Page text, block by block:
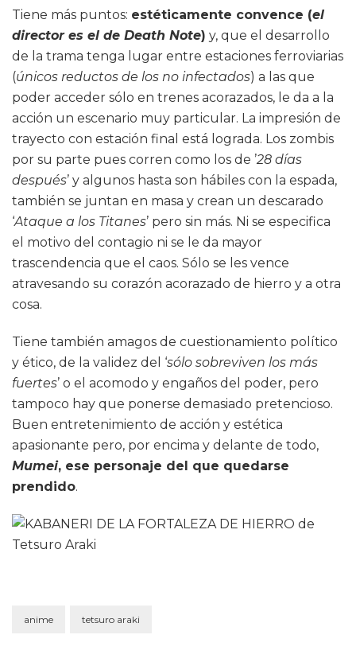
Tiene más puntos: estéticamente convence (el
director es el de Death Note) y, que el desarrollo
de la trama tenga lugar entre estaciones ferroviarias
(únicos reductos de los no infectados) a las que
poder acceder sólo en trenes acorazados, le da a la
acción un escenario muy particular. La impresión de
trayecto con estación final está lograda. Los zombis
por su parte pues corren como los de ’28 días
después’ y algunos hasta son hábiles con la espada,
también se juntan en masa y crean un descarado
‘Ataque a los Titanes’ pero sin más. Ni se especifica
el motivo del contagio ni se le da mayor
trascendencia que el caos. Sólo se les vence
atravesando su corazón acorazado de hierro y a otra
cosa.
Tiene también amagos de cuestionamiento político
y ético, de la validez del ‘sólo sobreviven los más
fuertes’ o el acomodo y engaños del poder, pero
tampoco hay que ponerse demasiado pretencioso.
Buen entretenimiento de acción y estética
apasionante pero, por encima y delante de todo,
Mumei, ese personaje del que quedarse
prendido.
anime tetsuro araki